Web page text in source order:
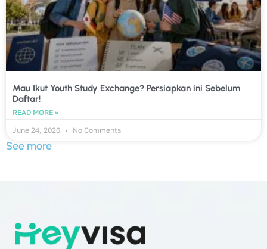
Mau Ikut Youth Study Exchange? Persiapkan ini Sebelum
Daftar!
READ MORE »
June 24, 2026
No Comments
See more